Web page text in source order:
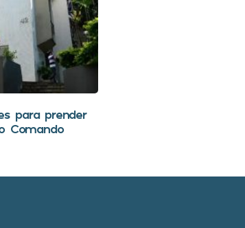
para prender
Comando